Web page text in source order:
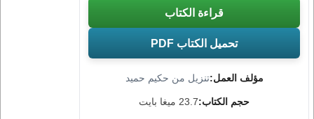
مؤلف العمل:تنزيل من حكيم حميد
حجم الكتاب:23.7 ميغا بايت
قراءة الكتاب
تحميل الكتاب PDF